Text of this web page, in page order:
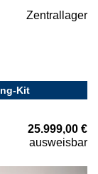
Zentrallager
Kit
25.999,00 €
ausweisbar